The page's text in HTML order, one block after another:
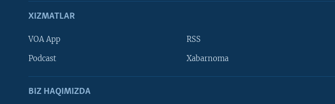
XIZMATLAR
VOA App
Podcast
RSS
Xabarnoma
BIZ HAQIMIZDA